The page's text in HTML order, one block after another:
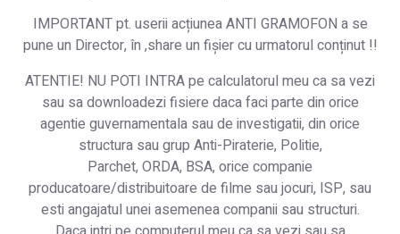
IMPORTANT pt. userii acțiunea ANTI GRAMOFON a se
pune un Director, în ,share un fișier cu urmatorul conținut !!
ATENTIE! NU POTI INTRA pe calculatorul meu ca sa vezi
sau sa downloadezi fisiere daca faci parte din orice
agentie guvernamentala sau de investigatii, din orice
structura sau grup Anti-Piraterie, Politie,
Parchet, ORDA, BSA, orice companie
producatoare/distribuitoare de filme sau jocuri, ISP, sau
esti angajatul unei asemenea companii sau structuri.